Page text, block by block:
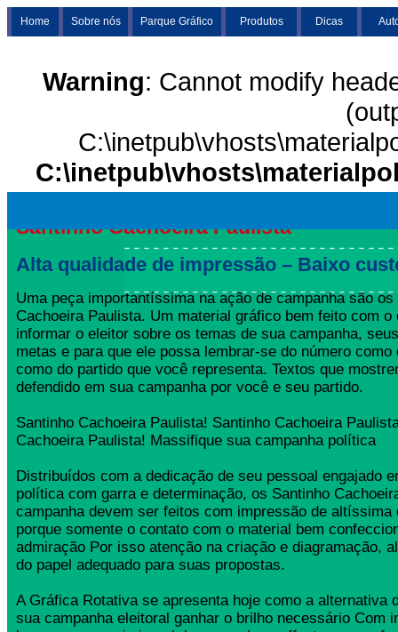
Home Sobre nós Parque Gráfico Produtos Dicas
Warning: Cannot modify
Santinho Cachoeira Paulista
Alta qualidade de impressão – Baixo
Uma peça importantíssima na ação de campanha são os
Cachoeira Paulista. Um material gráfico bem feito com o
informar o eleitor sobre os temas de sua campanha,
metas e para que ele possa lembrar-se do número como
como do partido que você representa. Textos que
defendido em sua campanha por você e seu partido.
Santinho Cachoeira Paulista! Santinho Cachoeira
Cachoeira Paulista! Massifique sua campanha política
Distribuídos com a dedicação de seu pessoal engajado
política com garra e determinação, os Santinho
campanha devem ser feitos com impressão de altíssima
porque somente o contato com o material bem
admiração Por isso atenção na criação e diagramação,
do papel adequado para suas propostas.
A Gráfica Rotativa se apresenta hoje como a alternativa
sua campanha eleitoral ganhar o brilho necessário Com